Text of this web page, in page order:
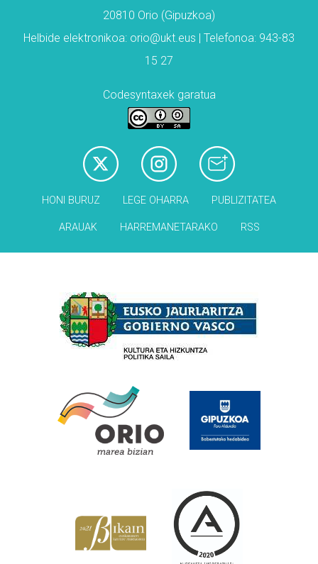
20810 Orio (Gipuzkoa)
Helbide elektronikoa: orio@ukt.eus | Telefonoa: 943-83
15 27
Codesyntaxek garatua
HONI BURUZ LEGE OHARRA PUBLIZITATEA
ARAUAK HARREMANETARAKO RSS